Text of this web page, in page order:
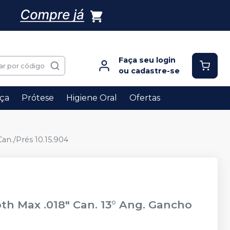
por código
Faça seu login
ou cadastre-se
Prótese Higiene Oral Ofertas
Prés 10.15.904
Max .018" Can. 13° Ang. Gancho